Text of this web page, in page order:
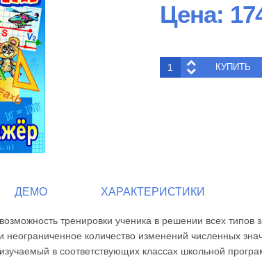
Цена:
ДЕМО ХАРАКТЕРИСТИКИ
тренировки ученика в решении всех
неограниченное количество изменений численных
в соответствующих классах школьной